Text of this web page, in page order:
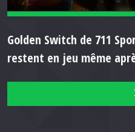
Golden Switch de 711
restent en jeu même